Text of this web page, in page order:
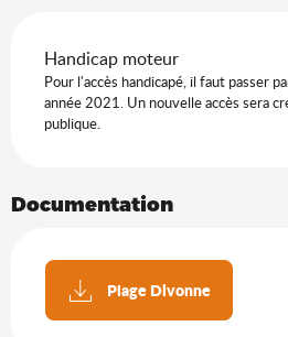
Handicap moteur
Pour l'accès handicapé, il faut passer
année 2021. Un nouvelle accès sera
publique.
Documentation
Plage Divonne